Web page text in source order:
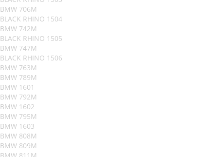
BMW 706M
BLACK RHINO 1504
BMW 742M
BLACK RHINO 1505
BMW 747M
BLACK RHINO 1506
BMW 763M
BMW 789M
BMW 1601
BMW 792M
BMW 1602
BMW 795M
BMW 1603
BMW 808M
BMW 809M